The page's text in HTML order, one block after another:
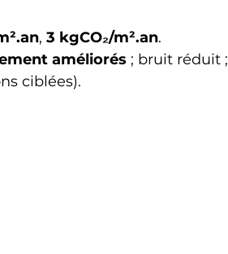
, 3 kgCO₂/m².an.
améliorés ; bruit réduit ;
ciblées).